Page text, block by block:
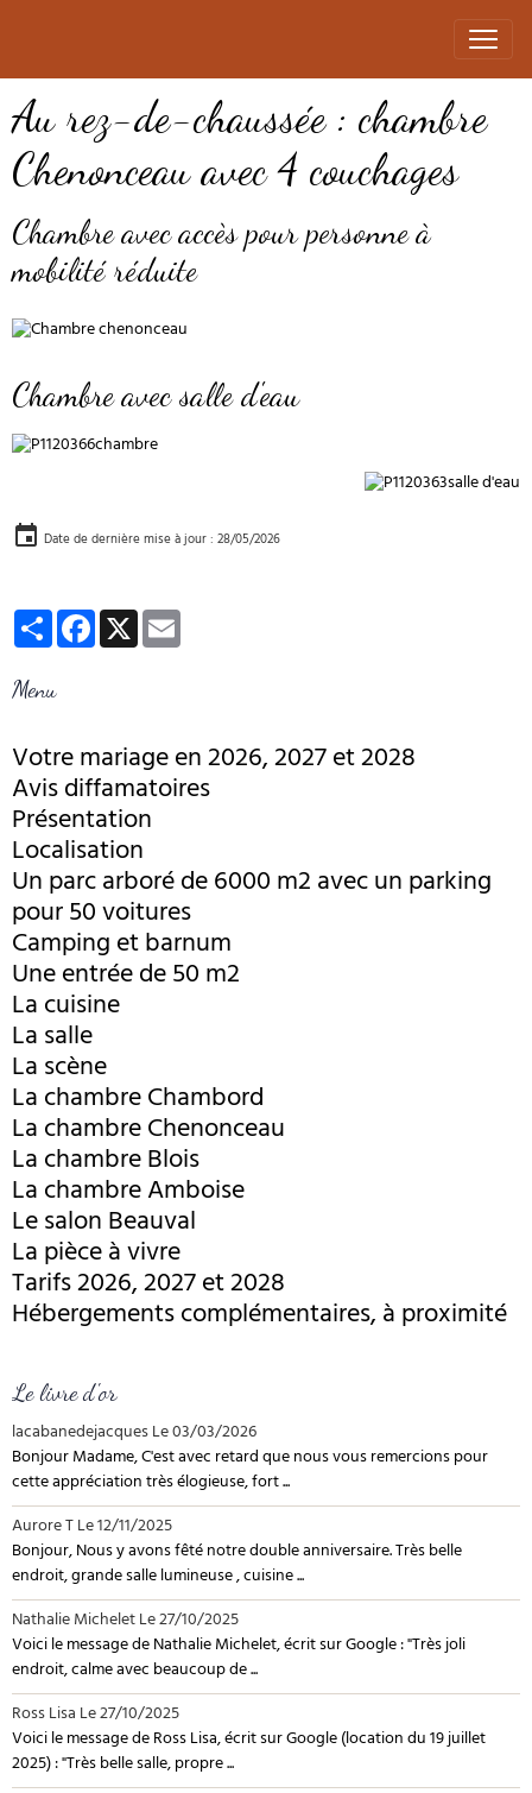
Au rez-de-chaussée : chambre
Chenonceau avec 4 couchages
Chambre avec accès pour personne à
mobilité réduite
Chambre avec salle d'eau
Date de dernière mise à jour : 28/05/2026
PartagerFacebook
X
Menu
Votre mariage en 2026, 2027 et 2028
Avis diffamatoires
Présentation
Localisation
Un parc arboré de 6000 m2 avec un parking
pour 50 voitures
Camping et barnum
Une entrée de 50 m2
La cuisine
La salle
La scène
La chambre Chambord
La chambre Chenonceau
La chambre Blois
La chambre Amboise
Le salon Beauval
La pièce à vivre
Tarifs 2026, 2027 et 2028
Hébergements complémentaires, à proximité
Le livre d'or
lacabanedejacquesLe 03/03/2026
Bonjour Madame, C'est avec retard que nous vous remercions pour
cette appréciation très élogieuse, fort ...
Aurore TLe 12/11/2025
Bonjour, Nous y avons fêté notre double anniversaire. Très belle
endroit, grande salle lumineuse , cuisine ...
Nathalie MicheletLe 27/10/2025
Voici le message de Nathalie Michelet, écrit sur Google : "Très joli
endroit, calme avec beaucoup de ...
Ross LisaLe 27/10/2025
Voici le message de Ross Lisa, écrit sur Google (location du 19 juillet
2025) : "Très belle salle, propre ...